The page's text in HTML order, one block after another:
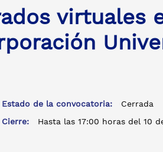
virtuales
Estado de la convocatoria:
Cerrada
Cierre:
Hasta las 17:00 horas del 10